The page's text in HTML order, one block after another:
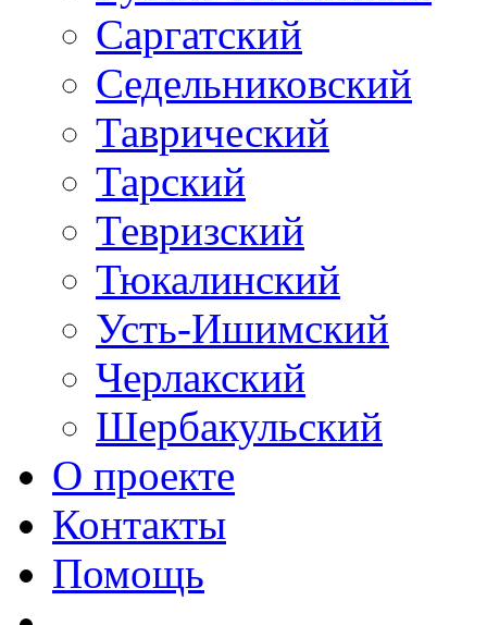
Саргатский
Седельниковский
Таврический
Тарский
Тевризский
Тюкалинский
Усть-Ишимский
Черлакский
Шербакульский
О проекте
Контакты
Помощь